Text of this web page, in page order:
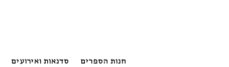
חנות הספרים סדנאות ואירועים